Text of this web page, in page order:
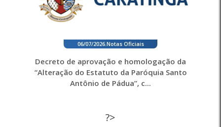
06/07/2026. Notas Oficiais
Decreto de aprovação e homologação da
“Alteração do Estatuto da Paróquia Santo
Antônio de Pádua”, c...
?>